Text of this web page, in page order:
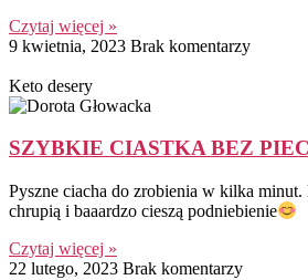
Czytaj więcej »
9 kwietnia, 2023 Brak komentarzy
Keto desery
SZYBKIE CIASTKA BEZ
Pyszne ciacha do zrobienia w kilka minut.
chrupią i baaardzo cieszą podniebienie
Czytaj więcej »
22 lutego, 2023 Brak komentarzy